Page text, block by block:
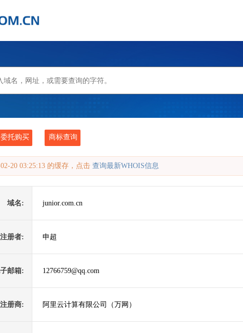
委托购买 商标查询
20 03:25:13 的缓存，点击 查询最新WHOIS信息
域名: junior.com.cn
注册者: 申超
邮箱: 12766759@qq.com
注册商: 阿里云计算有限公司（万网）